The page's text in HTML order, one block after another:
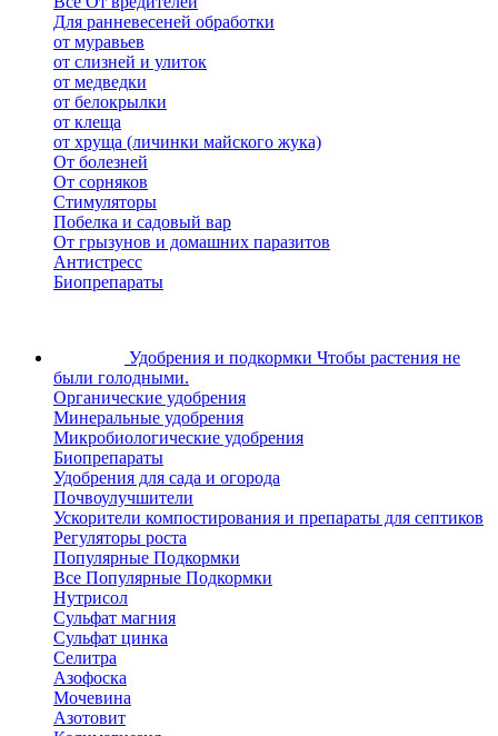
Для ранневесеней обработки
от муравьев
от слизней и улиток
от медведки
от белокрылки
от клеща
от хруща (личинки майского жука)
От болезней
От сорняков
Стимуляторы
Побелка и садовый вар
От грызунов и домашних паразитов
Антистресс
Биопрепараты
Удобрения и подкормки Чтобы растения не
были голодными.
Органические удобрения
Минеральные удобрения
Микробиологические удобрения
Биопрепараты
Удобрения для сада и огорода
Почвоулучшители
Ускорители компостирования и препараты для септиков
Регуляторы роста
Популярные Подкормки
Все Популярные Подкормки
Нутрисол
Сульфат магния
Сульфат цинка
Селитра
Азофоска
Мочевина
Азотовит